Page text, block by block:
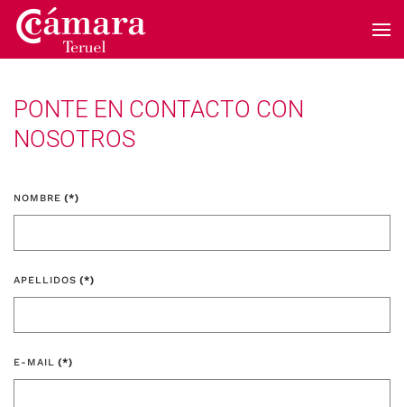
Skip to main content
PONTE EN CONTACTO CON
NOSOTROS
NOMBRE (*)
APELLIDOS (*)
E-MAIL (*)